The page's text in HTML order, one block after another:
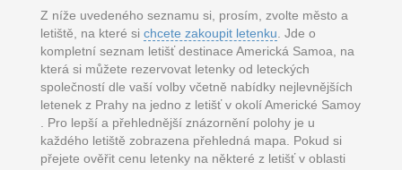
Z níže uvedeného seznamu si, prosím, zvolte město a
letiště, na které si chcete zakoupit letenku . Jde o
kompletní seznam letišť destinace Americká Samoa, na
která si můžete rezervovat letenky od leteckých
společností dle vaší volby včetně nabídky nejlevnějších
letenek z Prahy na jedno z letišť v okolí Americké Samoy
. Pro lepší a přehlednější znázornění polohy je u
každého letiště zobrazena přehledná mapa. Pokud si
přejete ověřit cenu letenky na některé z letišť v oblasti